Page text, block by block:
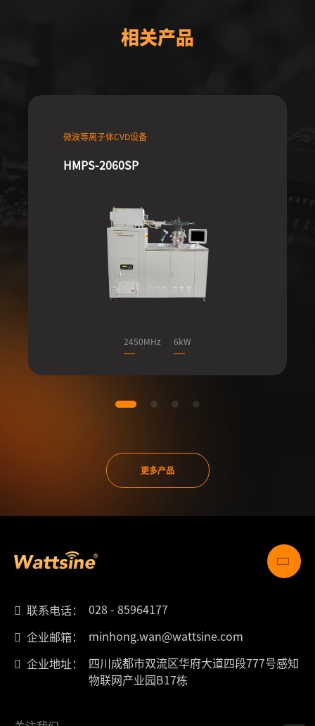
相关产品
微波等离子体CVD设备
HMPS-2060SP
2450MHz 6kW
更多产品
联系电话：
028 - 85964177
企业邮箱：
minhong.wan@wattsine.com
企业地址：
四川成都市双流区华府大道四段777号感知
物联网产业园B17栋